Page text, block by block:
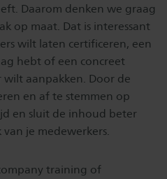
Daarom denken we graag
op maat. Dat is interessant
wilt laten certificeren, een
hebt of een concreet
aanpakken. Door de
en af te stemmen op
en sluit de inhoud beter
je medewerkers.
training of